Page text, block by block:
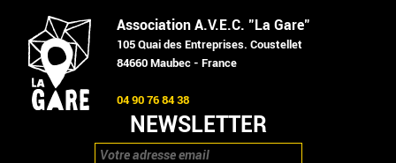
Association A.V.E.C. "La Gare"
105 Quai des Entreprises. Coustellet
84660 Maubec - France
04 90 76 84 38
NEWSLETTER